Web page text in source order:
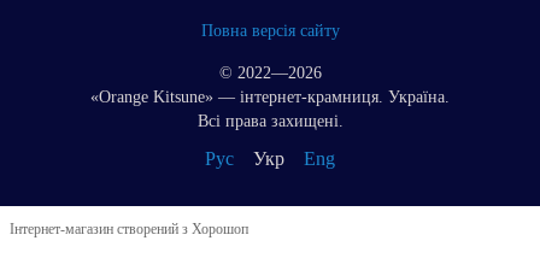
Повна версія сайту
© 2022—2026
«Orange Kitsune» — інтернет-крамниця. Україна.
Всі права захищені.
Рус Укр Eng
Інтернет-магазин створений з Хорошоп